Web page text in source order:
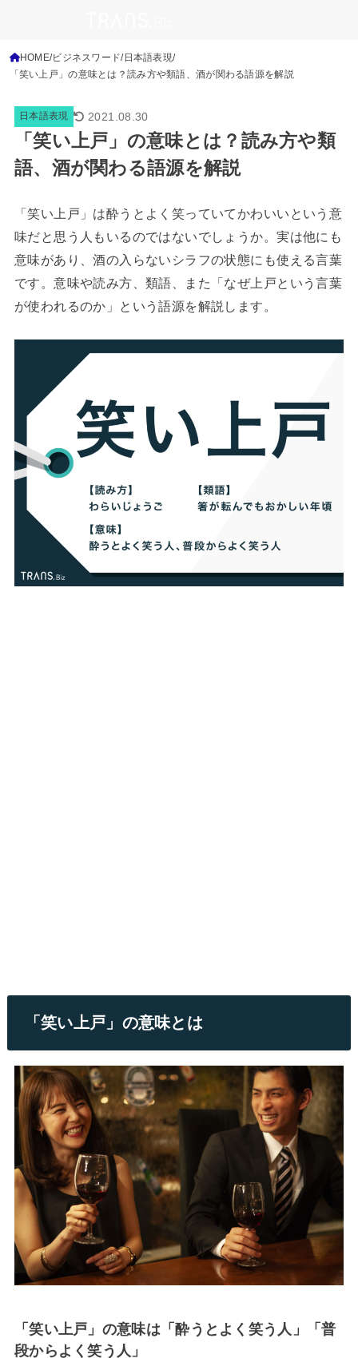
HOME ビジネスワード 日本語表現
「笑い上戸」の意味とは？読み方や類語、酒が関わる語源を解説
日本語表現 2021.08.30
「笑い上戸」の意味とは？読み方や類
語、酒が関わる語源を解説
「笑い上戸」は酔うとよく笑っていてかわいいという意
味だと思う人もいるのではないでしょうか。実は他にも
意味があり、酒の入らないシラフの状態にも使える言葉
です。意味や読み方、類語、また「なぜ上戸という言葉
が使われるのか」という語源を解説します。
「笑い上戸」の意味とは
「笑い上戸」の意味は「酔うとよく笑う人」「普
段からよく笑う人」